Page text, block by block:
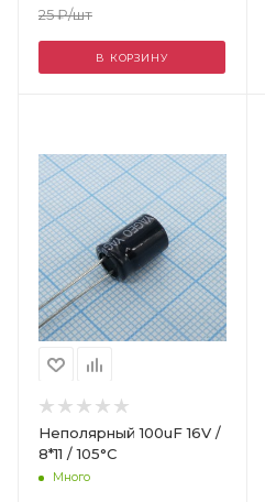
25₽/шт
В КОРЗИНУ
Неполярный 100uF 16V /
8*11 / 105°C
Много